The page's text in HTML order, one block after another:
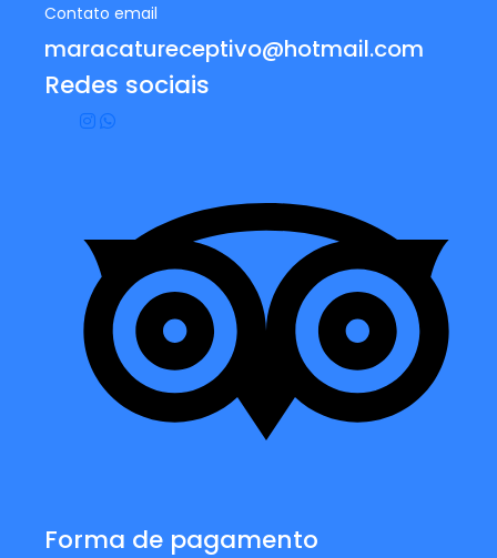
Contato email
maracatureceptivo@hotmail.com
Redes sociais
Forma de pagamento